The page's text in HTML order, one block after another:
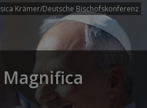
Krämer/Deutsche Bischofskonferenz
Magnifica